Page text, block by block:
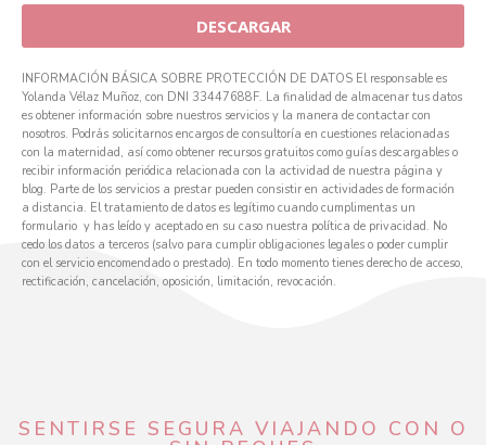
DESCARGAR
INFORMACIÓN BÁSICA SOBRE PROTECCIÓN DE DATOS El responsable es
Yolanda Vélaz Muñoz, con DNI 33447688F. La finalidad de almacenar tus datos
es obtener información sobre nuestros servicios y la manera de contactar con
nosotros. Podrás solicitarnos encargos de consultoría en cuestiones relacionadas
con la maternidad, así como obtener recursos gratuitos como guías descargables o
recibir información periódica relacionada con la actividad de nuestra página y
blog. Parte de los servicios a prestar pueden consistir en actividades de formación
a distancia. El tratamiento de datos es legítimo cuando cumplimentas un
formulario y has leído y aceptado en su caso nuestra política de privacidad. No
cedo los datos a terceros (salvo para cumplir obligaciones legales o poder cumplir
con el servicio encomendado o prestado). En todo momento tienes derecho de acceso,
rectificación, cancelación, oposición, limitación, revocación.
SENTIRSE SEGURA VIAJANDO CON O